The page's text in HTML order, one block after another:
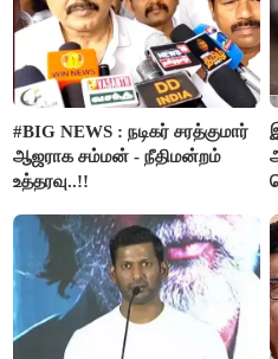
#BIG NEWS : நடிகர் சரத்குமார்
ஆஜராக சம்மன் - நீதிமன்றம்
உத்தரவு..!!